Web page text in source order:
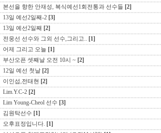
본선을 향한 안재성, 복식예선1회전통과 선수들 [2]
13일 예선2일째-2 [3]
13일 예선2일째 [2]
전웅선 선수와 그외 선수,그리고.. [1]
어제 그리고 오늘 [1]
부산오픈 셋째날 오전 10시 ~ [2]
12일 예선 첫날 [2]
이인섭,전태현 [2]
Lim.Y.C-2 [2]
Lim Young-Cheol 선수 [3]
김원탁선수 [1]
오후표정입니다. [1]